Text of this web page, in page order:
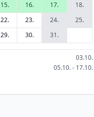
15. 16. 17.
18.
22. 23. 24.
25.
29. 30. 31.
03.10.
05.10. - 17.10.